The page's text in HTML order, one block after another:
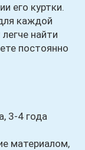
его куртки.
каждой
найти
постоянно
3-4 года
материалом,